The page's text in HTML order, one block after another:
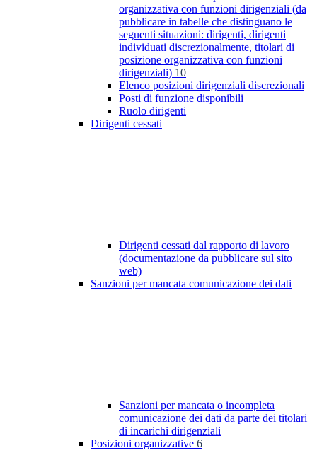
organizzativa con funzioni dirigenziali (da
pubblicare in tabelle che distinguano le
seguenti situazioni: dirigenti, dirigenti
individuati discrezionalmente, titolari di
posizione organizzativa con funzioni
dirigenziali) 10
Elenco posizioni dirigenziali discrezionali
Posti di funzione disponibili
Ruolo dirigenti
Dirigenti cessati
Dirigenti cessati dal rapporto di lavoro
(documentazione da pubblicare sul sito
web)
Sanzioni per mancata comunicazione dei dati
Sanzioni per mancata o incompleta
comunicazione dei dati da parte dei titolari
di incarichi dirigenziali
Posizioni organizzative 6